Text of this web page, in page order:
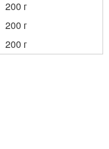
200 г
200 г
200 г